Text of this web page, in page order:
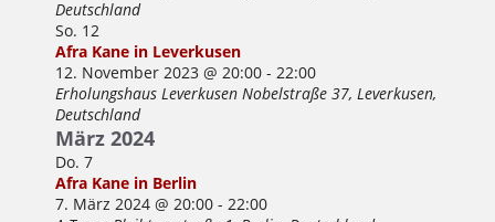
Deutschland
So. 12
Afra Kane in Leverkusen
12. November 2023 @ 20:00- 22:00
Erholungshaus Leverkusen Nobelstraße 37, Leverkusen,
Deutschland
März 2024
Do. 7
Afra Kane in Berlin
7. März 2024 @ 20:00- 22:00